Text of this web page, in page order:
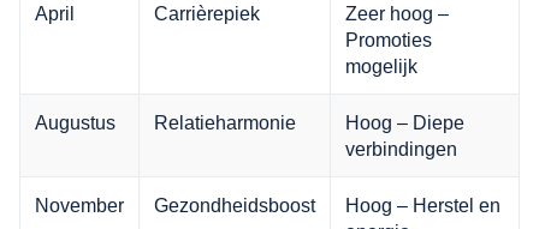
April Carrièrepiek
Zeer hoog –
Promoties
mogelijk
Augustus Relatieharmonie
Hoog – Diepe
verbindingen
November Gezondheidsboost
Hoog – Herstel en